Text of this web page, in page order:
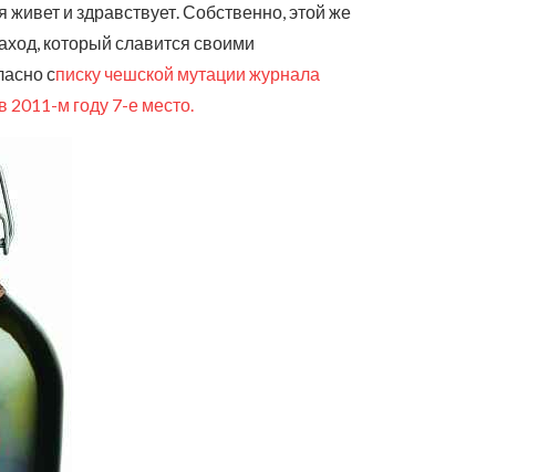
и здравствует. Собственно, этой же
который славится своими
списку чешской мутации журнала
2011-м году 7-е место.